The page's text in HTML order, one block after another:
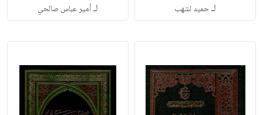
لـحميد لشهب لـأمير عباس صالحي